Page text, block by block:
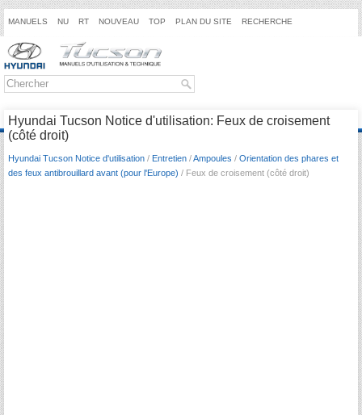
MANUELS NU RT NOUVEAU TOP PLAN DU SITE RECHERCHE
Hyundai Tucson Notice d'utilisation: Feux de croisement
(côté droit)
Hyundai Tucson Notice d'utilisation / Entretien /Ampoules / Orientation des phares et
des feux antibrouillard avant (pour l'Europe) / Feux de croisement (côté droit)